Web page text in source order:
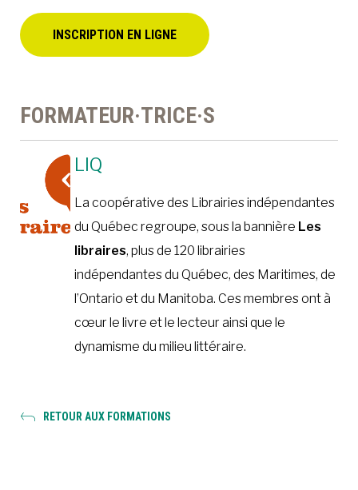
INSCRIPTION EN LIGNE
FORMATEUR·TRICE·S
LIQ
La coopérative des Librairies indépendantes
du Québec regroupe, sous la bannière Les
libraires, plus de 120 librairies
indépendantes du Québec, des Maritimes, de
l’Ontario et du Manitoba. Ces membres ont à
cœur le livre et le lecteur ainsi que le
dynamisme du milieu littéraire.
RETOUR AUX FORMATIONS